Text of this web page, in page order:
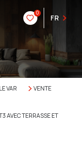
0
FR
VAR
VENTE
AVEC TERRASSE ET